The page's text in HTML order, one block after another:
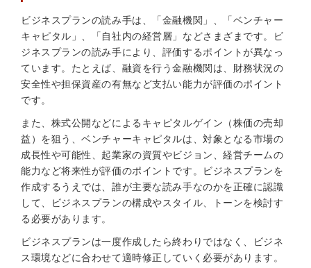
ビジネスプランの読み手は、「金融機関」、「ベンチャー
キャピタル」、「自社内の経営層」などさまざまです。ビ
ジネスプランの読み手により、評価するポイントが異なっ
ています。たとえば、融資を行う金融機関は、財務状況の
安全性や担保資産の有無など支払い能力が評価のポイント
です。
また、株式公開などによるキャピタルゲイン（株価の売却
益）を狙う、ベンチャーキャピタルは、対象となる市場の
成長性や可能性、起業家の資質やビジョン、経営チームの
能力など将来性が評価のポイントです。ビジネスプランを
作成するうえでは、誰が主要な読み手なのかを正確に認識
して、ビジネスプランの構成やスタイル、トーンを検討す
る必要があります。
ビジネスプランは一度作成したら終わりではなく、ビジネ
ス環境などに合わせて適時修正していく必要があります。